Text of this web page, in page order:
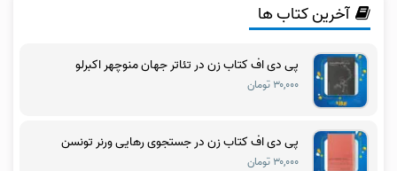
آخرین کتاب ها
پی دی اف کتاب زن در تئاتر جهان منوچهر اکبرلو
۳۰,۰۰۰ تومان
پی دی اف کتاب زن در جستجوی رهایی ورنر تونسن
۳۰,۰۰۰ تومان